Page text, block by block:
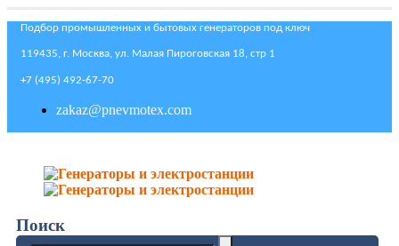
Подбор промышленных и бытовых генераторов под ключ
119435, г. Москва, ул. Малая Пироговская 18, стр 1
+7 (495) 492-67-70
zakaz@pnevmotex.com
Поиск